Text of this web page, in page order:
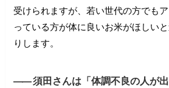
受けられますが、若い世代の方でも
っている方が体に良いお米がほしい
りします。
―― 須田さんは「体調不良の人が